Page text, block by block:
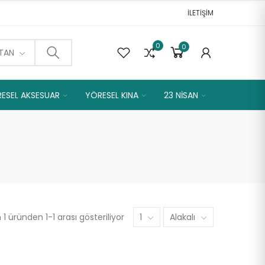
İLETİŞİM
0 0
AKSESUAR YÖRESEL KINA 23 NİSAN
üründen 1-1 arası gösteriliyor 1 Alakalı